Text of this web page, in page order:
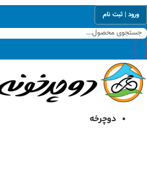
پرش
محتوا
ورود | ثبت نام
دوچرخه